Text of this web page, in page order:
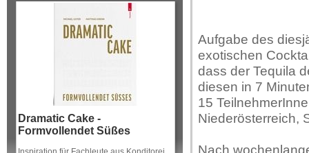
Dramatic Cake -
Formvollendet Süßes
Aufgabe des
exotischen
dass der Tequila
diesen in 7
15
Niederösterreich,
Nach